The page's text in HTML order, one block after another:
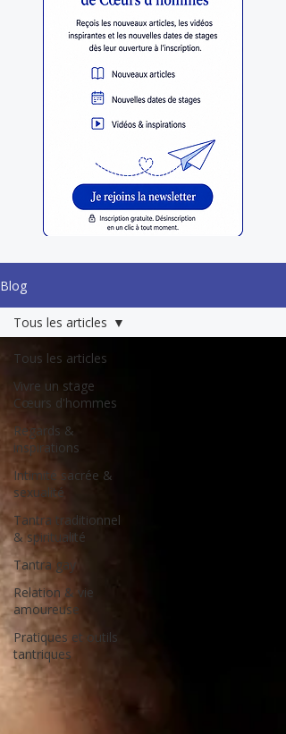
Blog
Tous les articles
Vivre un stage
Cœurs d'hommes
Regards &
inspirations
Intimité sacrée &
sexualité
Tantra traditionnel
& spiritualité
Tantra gay
Relation & vie
amoureuse
Pratiques et outils
tantriques
Tous les articles